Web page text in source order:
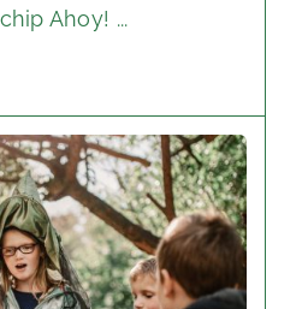
Ahoy! ...